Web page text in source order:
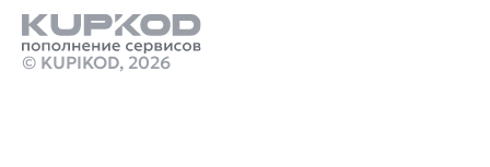
© KUPIKOD, 2026